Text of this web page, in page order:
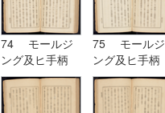
74 モールジ
ング及ヒ手柄
75 モールジ
ング及ヒ手柄